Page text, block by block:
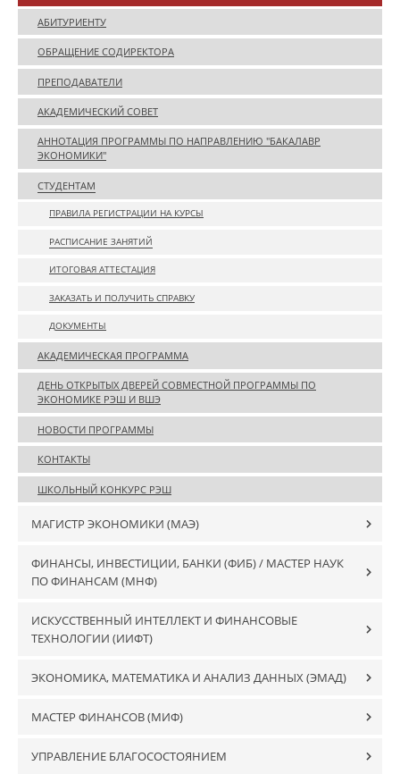
АБИТУРИЕНТУ
ОБРАЩЕНИЕ СОДИРЕКТОРА
ПРЕПОДАВАТЕЛИ
АКАДЕМИЧЕСКИЙ СОВЕТ
АННОТАЦИЯ ПРОГРАММЫ ПО НАПРАВЛЕНИЮ "БАКАЛАВР
ЭКОНОМИКИ"
СТУДЕНТАМ
ПРАВИЛА РЕГИСТРАЦИИ НА КУРСЫ
РАСПИСАНИЕ ЗАНЯТИЙ
ИТОГОВАЯ АТТЕСТАЦИЯ
ЗАКАЗАТЬ И ПОЛУЧИТЬ СПРАВКУ
ДОКУМЕНТЫ
АКАДЕМИЧЕСКАЯ ПРОГРАММА
ДЕНЬ ОТКРЫТЫХ ДВЕРЕЙ СОВМЕСТНОЙ ПРОГРАММЫ ПО
ЭКОНОМИКЕ РЭШ И ВШЭ
НОВОСТИ ПРОГРАММЫ
КОНТАКТЫ
ШКОЛЬНЫЙ КОНКУРС РЭШ
МАГИСТР ЭКОНОМИКИ (MAЭ)
ФИНАНСЫ, ИНВЕСТИЦИИ, БАНКИ (ФИБ) / МАСТЕР НАУК
ПО ФИНАНСАМ (МНФ)
ИСКУССТВЕННЫЙ ИНТЕЛЛЕКТ И ФИНАНСОВЫЕ
ТЕХНОЛОГИИ (ИИФТ)
ЭКОНОМИКА, МАТЕМАТИКА И АНАЛИЗ ДАННЫХ (ЭМАД)
МАСТЕР ФИНАНСОВ (МИФ)
УПРАВЛЕНИЕ БЛАГОСОСТОЯНИЕМ